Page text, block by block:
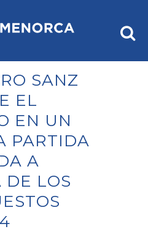
SANZ
EL
EN UN
PARTIDA
A
DE LOS